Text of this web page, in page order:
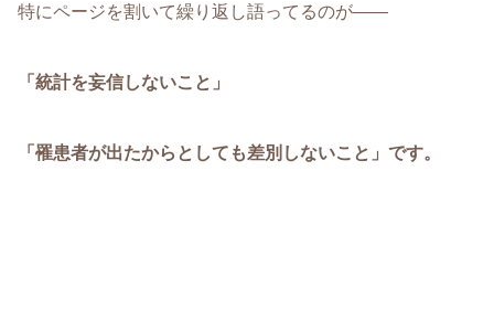
特にページを割いて繰り返し語ってるのが――
「統計を妄信しないこと」
「罹患者が出たからとしても差別しないこと」です。